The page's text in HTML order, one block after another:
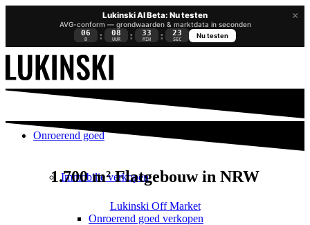
×
Lukinski AI Beta: Nu testen
AVG-conform — grondwaarden & marktdata in seconden
06
D : 08
UUR : 33
MIN : 22
SEC
Nu testen
Onroerend goed
Immobilie verkopen
Onroerend goed verkopen
1.700 m² Flatgebouw in NRW
Lukinski Off Market